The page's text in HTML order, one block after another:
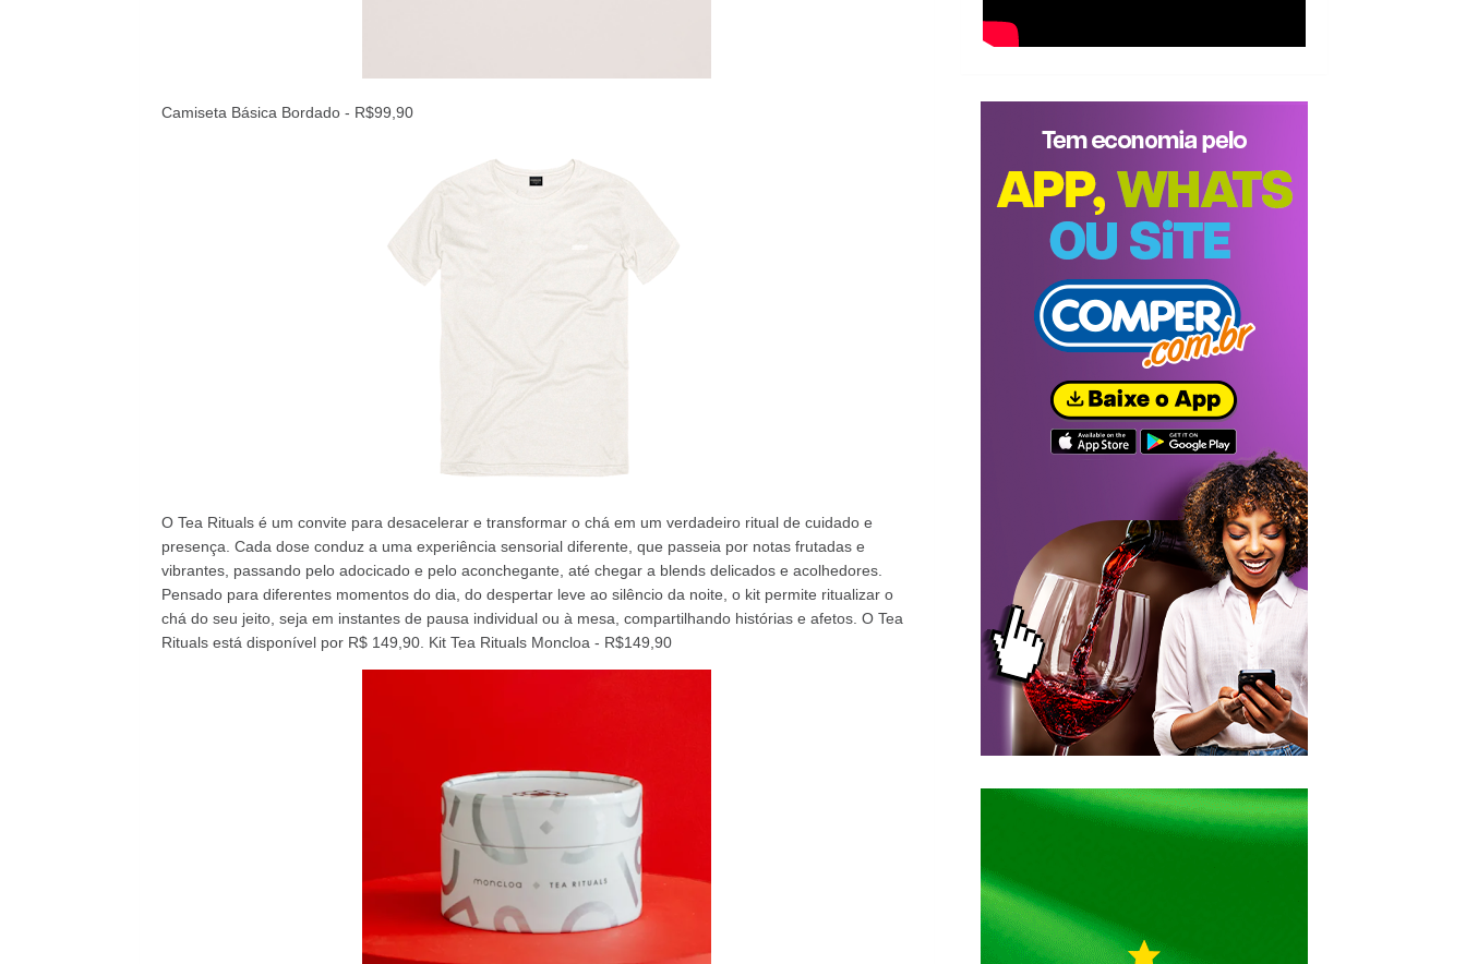
Camiseta Básica Bordado - R$99,90
O Tea Rituals é um convite para desacelerar e transformar o chá em um verdadeiro ritual de cuidado e
presença. Cada dose conduz a uma experiência sensorial diferente, que passeia por notas frutadas e
vibrantes, passando pelo adocicado e pelo aconchegante, até chegar a blends delicados e acolhedores.
Pensado para diferentes momentos do dia, do despertar leve ao silêncio da noite, o kit permite ritualizar o
chá do seu jeito, seja em instantes de pausa individual ou à mesa, compartilhando histórias e afetos. O Tea
Rituals está disponível por R$ 149,90. Kit Tea Rituals Moncloa - R$149,90